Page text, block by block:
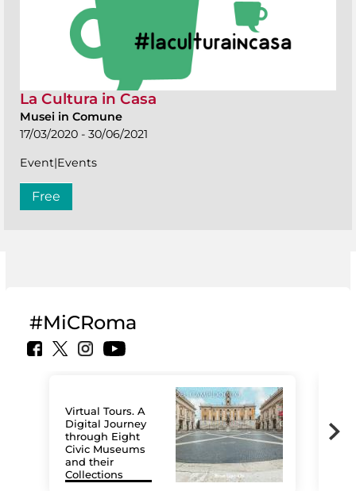
La Cultura in Casa
Musei in Comune
17/03/2020 - 30/06/2021
Event|Events
Free
#MiCRoma
Virtual Tours. A
Digital Journey
through Eight
Civic Museums
and their
Collections